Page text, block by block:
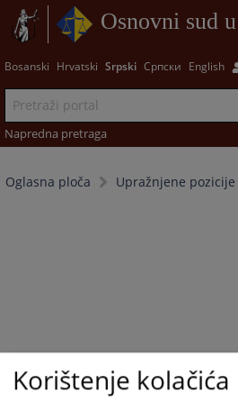
Osnovni sud
Bosanski Hrvatski Srpski Српски English
Napredna pretraga
Oglasna ploča Upražnjene pozicije
Korištenje kolačića